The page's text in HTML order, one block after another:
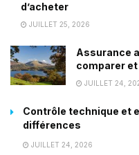
d’acheter
JUILLET 25, 2026
Assurance
comparer
JUILLET 24,
Contrôle technique et
différences
JUILLET 24, 2026